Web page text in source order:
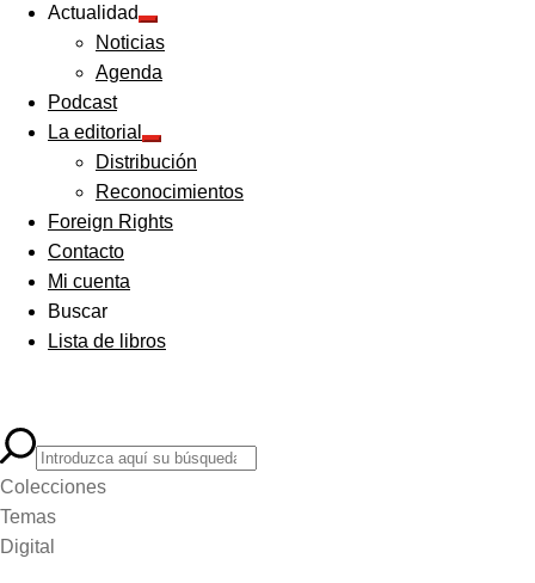
Actualidad
Expandir
el
menú
hijo
Noticias
Agenda
Podcast
La editorial
Expandir
el
menú
hijo
Distribución
Reconocimientos
Foreign Rights
Contacto
Mi cuenta
Buscar
Lista de libros
Colecciones
Temas
Digital